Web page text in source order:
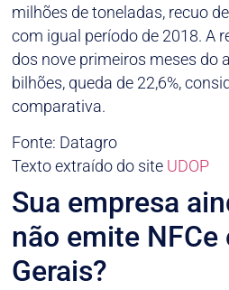
milhões de toneladas, recuo
com igual período de 2018. A
dos nove primeiros meses do
bilhões, queda de 22,6%,
comparativa.
Fonte: Datagro
Texto extraído do site UDOP
Sua empresa
não emite NFCe
Gerais?